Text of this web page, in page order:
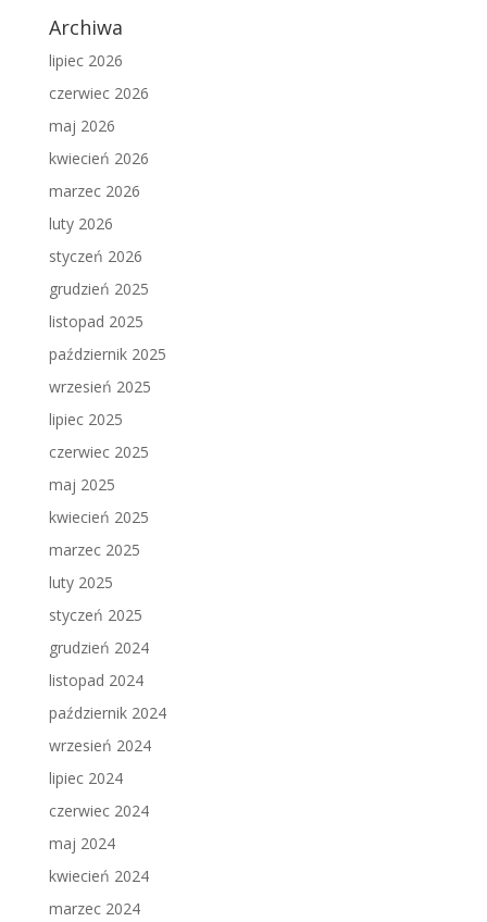
Archiwa
lipiec 2026
czerwiec 2026
maj 2026
kwiecień 2026
marzec 2026
luty 2026
styczeń 2026
grudzień 2025
listopad 2025
październik 2025
wrzesień 2025
lipiec 2025
czerwiec 2025
maj 2025
kwiecień 2025
marzec 2025
luty 2025
styczeń 2025
grudzień 2024
listopad 2024
październik 2024
wrzesień 2024
lipiec 2024
czerwiec 2024
maj 2024
kwiecień 2024
marzec 2024